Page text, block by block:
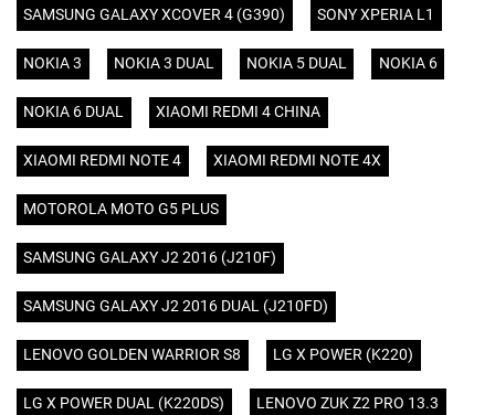
SAMSUNG GALAXY XCOVER 4 (G390) SONY XPERIA L1
NOKIA 3 NOKIA 3 DUAL NOKIA 5 DUAL NOKIA 6
NOKIA 6 DUAL XIAOMI REDMI 4 CHINA
XIAOMI REDMI NOTE 4 XIAOMI REDMI NOTE 4X
MOTOROLA MOTO G5 PLUS
SAMSUNG GALAXY J2 2016 (J210F)
SAMSUNG GALAXY J2 2016 DUAL (J210FD)
LENOVO GOLDEN WARRIOR S8 LG X POWER (K220)
LG X POWER DUAL (K220DS) LENOVO ZUK Z2 PRO 13.3